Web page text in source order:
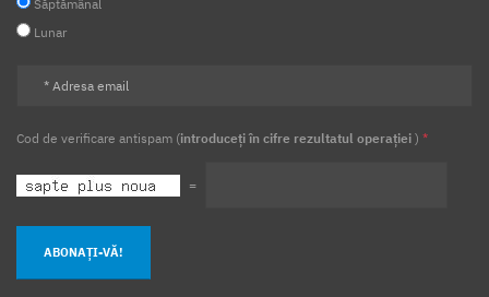
Săptămânal
Lunar
Cod de verificare antispam (introduceți în cifre rezultatul operației ) *
=
ABONAȚI-VĂ!